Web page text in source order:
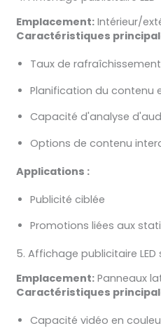
Emplacement:Intérieur/
Caractéristiques
Taux de
Planification du contenu
Capacité d'analyse
Options de contenu
Applications :
Publicité ciblée
Promotions liées aux
5. Affichage publicitaire LED
Emplacement:Panneaux
Caractéristiques
Capacité vidéo en